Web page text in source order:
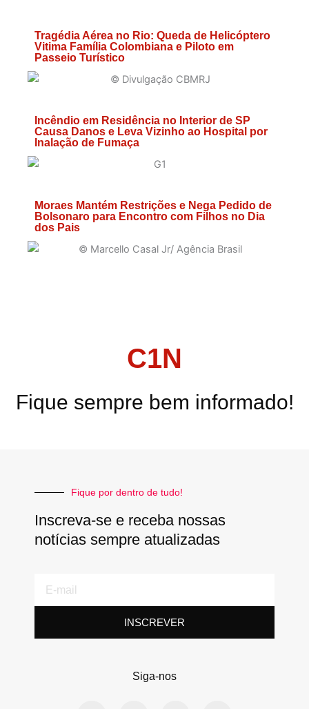
Tragédia Aérea no Rio: Queda de Helicóptero
Vitima Família Colombiana e Piloto em
Passeio Turístico
Incêndio em Residência no Interior de SP
Causa Danos e Leva Vizinho ao Hospital por
Inalação de Fumaça
Moraes Mantém Restrições e Nega Pedido de
Bolsonaro para Encontro com Filhos no Dia
dos Pais
C1N
Fique sempre bem informado!
Fique por dentro de tudo!
Inscreva-se e receba nossas
notícias sempre atualizadas
INSCREVER
Siga-nos